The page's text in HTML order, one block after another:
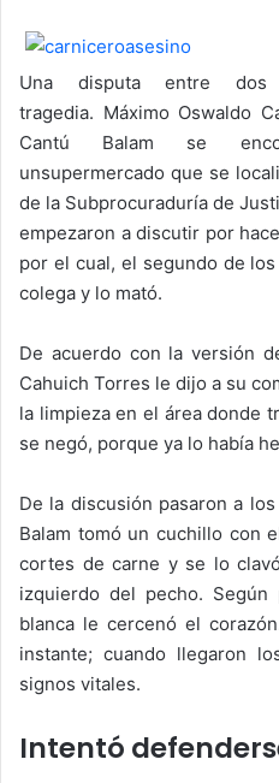
Una disputa entre dos
tragedia. Máximo Oswaldo
Cantú Balam se
unsupermercado que se
de la Subprocuraduría de
empezaron a discutir por
por el cual, el segundo de
colega y lo mató.
De acuerdo con la versión
Cahuich Torres le dijo a su
la limpieza en el área donde
se negó, porque ya lo había
De la discusión pasaron a
Balam tomó un cuchillo con
cortes de carne y se lo
izquierdo del pecho.
blanca le cercenó el
instante; cuando llegaron
signos vitales.
Intentó